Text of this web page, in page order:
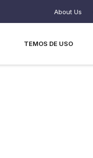
About Us
TEMOS DE USO